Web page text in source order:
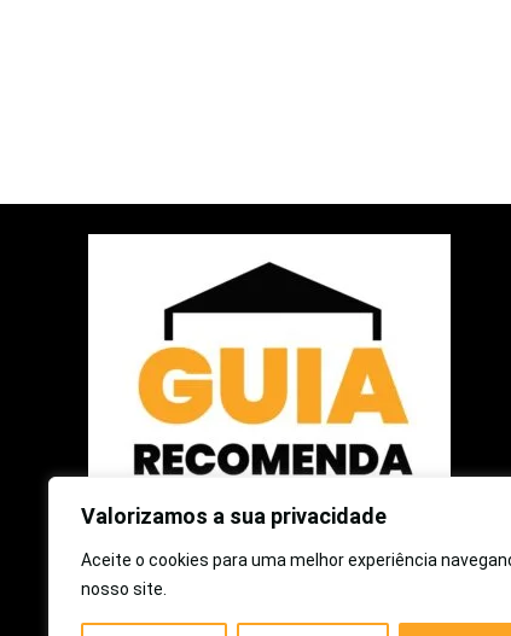
Valorizamos a sua privacidade
Aceite o cookies para uma melhor experiência
nosso site.
2025 © Guia Recomenda | Todos os Direitos Reservados